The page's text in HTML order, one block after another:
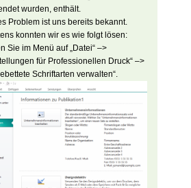
wurden, enthält.
Problem ist uns bereits bekannt.
konnten wir es wie folgt lösen:
Sie im Menü auf „Datei“ –>
für Professionellen Druck“ –>
Schriftarten verwalten“.